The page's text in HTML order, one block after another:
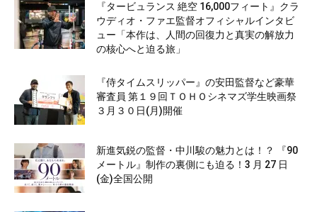
『タービュランス 絶空 16,000フィート』クラ
ウディオ・ファエ監督オフィシャルインタビ
ュー「本作は、人間の回復力と真実の解放力
の核心へと迫る旅」
『侍タイムスリッパー』の安田監督など豪華
審査員 第１９回ＴＯＨＯシネマズ学生映画祭
３月３０日(月)開催
新進気鋭の監督・中川駿の魅力とは！？ 『90
メートル』制作の裏側にも迫る！3 月 27 日
(金)全国公開